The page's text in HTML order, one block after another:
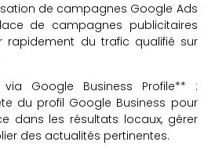
de campagnes Google Ads
de campagnes publicitaires
rapidement du trafic qualifié sur
Google Business Profile** :
du profil Google Business pour
dans les résultats locaux, gérer
des actualités pertinentes.